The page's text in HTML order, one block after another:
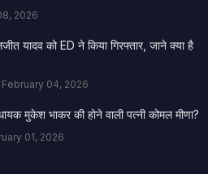
2026
यादव को ED ने किया गिरफ्तार, जाने क्या है
04, 2026
मुकेश भाकर की होने वाली पत्नी कोमल मीणा?
01, 2026